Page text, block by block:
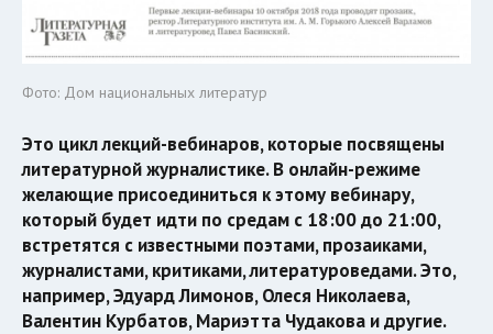
Фото: Дом национальных литератур
Это цикл лекций-вебинаров, которые посвящены
литературной журналистике. В онлайн-режиме
желающие присоединиться к этому вебинару,
который будет идти по средам с 18:00 до 21:00,
встретятся с известными поэтами, прозаиками,
журналистами, критиками, литературоведами. Это,
например, Эдуард Лимонов, Олеся Николаева,
Валентин Курбатов, Мариэтта Чудакова и другие.